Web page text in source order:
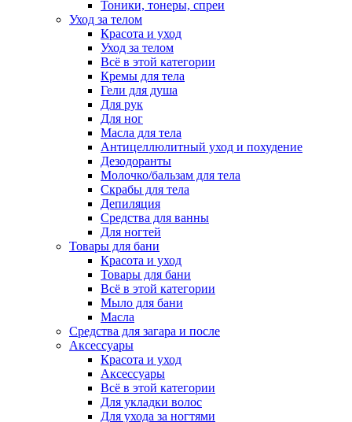
Тоники, тонеры, спреи
Уход за телом
Красота и уход
Уход за телом
Всё в этой категории
Кремы для тела
Гели для душа
Для рук
Для ног
Масла для тела
Антицеллюлитный уход и похудение
Дезодоранты
Молочко/бальзам для тела
Скрабы для тела
Депиляция
Средства для ванны
Для ногтей
Товары для бани
Красота и уход
Товары для бани
Всё в этой категории
Мыло для бани
Масла
Средства для загара и после
Аксессуары
Красота и уход
Аксессуары
Всё в этой категории
Для укладки волос
Для ухода за ногтями